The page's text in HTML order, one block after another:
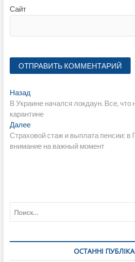
Сайт
Навигация
по
записям
НазадПредыдущая
запись:
В Украине начался локдаун. Все, что
карантине
ДалееСледующая
запись:
Страховой стаж и выплата пенсии:
внимание на важный момент
ОСТАННІ